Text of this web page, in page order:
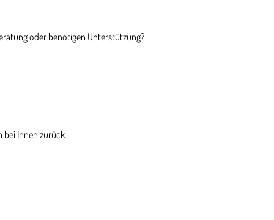
oder benötigen Unterstützung?
Ihnen zurück.